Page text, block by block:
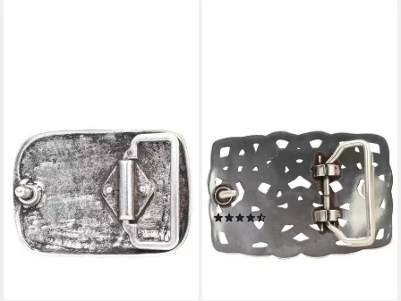
Gürtelschnalle Stars 4,0 cm -
Buckle Wechselschließe
Gürtelschließe 40mm - Gürtel
bis (1-St)
26,99 €
lieferbar - in 2-3 Werktagen bei dir
Gürtelschnalle Knoten Design
4,0 cm - Buckle
Wechselschließe
Gürtelschließe 40mm - Gü (1-
St)
34,99 €
lieferbar - in 2-3 Werktagen bei dir